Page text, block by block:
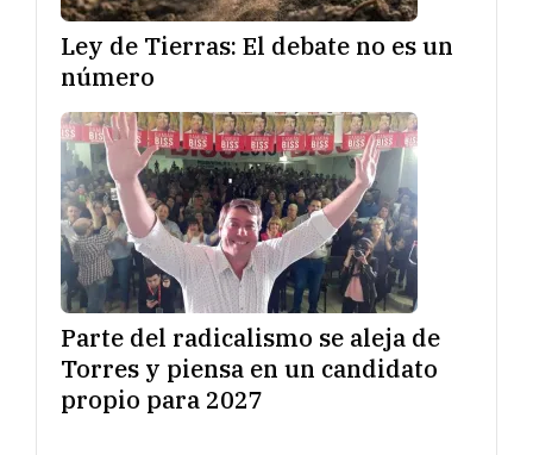
Ley de Tierras: El debate no es un
número
Parte del radicalismo se aleja de
Torres y piensa en un candidato
propio para 2027